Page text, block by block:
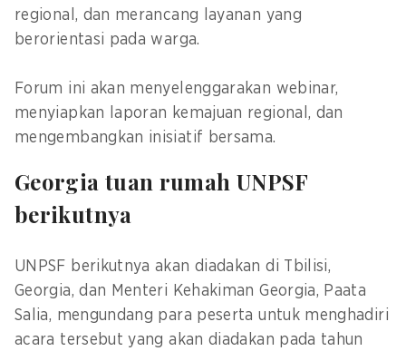
regional, dan merancang layanan yang
berorientasi pada warga.
Forum ini akan menyelenggarakan webinar,
menyiapkan laporan kemajuan regional, dan
mengembangkan inisiatif bersama.
Georgia tuan rumah UNPSF
berikutnya
UNPSF berikutnya akan diadakan di Tbilisi,
Georgia, dan Menteri Kehakiman Georgia, Paata
Salia, mengundang para peserta untuk menghadiri
acara tersebut yang akan diadakan pada tahun